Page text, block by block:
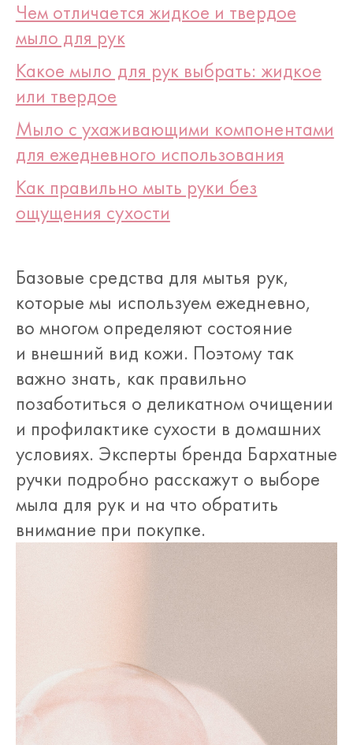
Чем отличается жидкое и твердое
мыло для рук
Какое мыло для рук выбрать: жидкое
или твердое
Мыло с ухаживающими компонентами
для ежедневного использования
Как правильно мыть руки без
ощущения сухости
Базовые средства для мытья рук,
которые мы используем ежедневно,
во многом определяют состояние
и внешний вид кожи. Поэтому так
важно знать, как правильно
позаботиться о деликатном очищении
и профилактике сухости в домашних
условиях. Эксперты бренда Бархатные
ручки подробно расскажут о выборе
мыла для рук и на что обратить
внимание при покупке.